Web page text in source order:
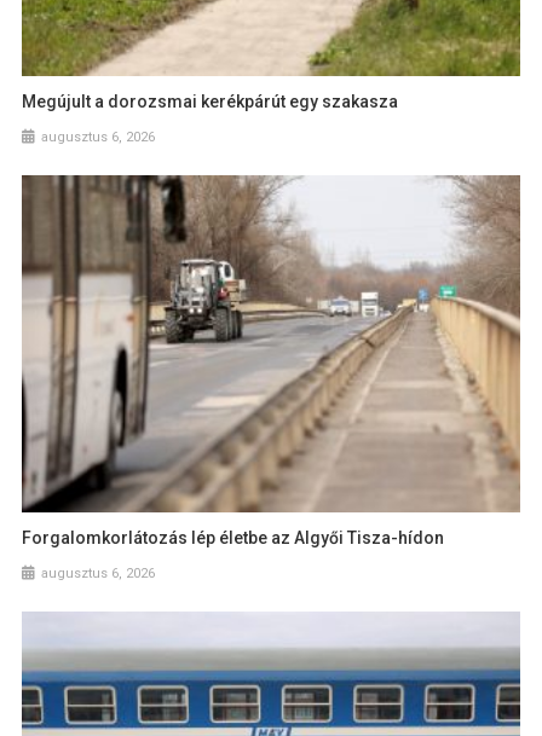
Megújult a dorozsmai kerékpárút egy szakasza
augusztus 6, 2026
Forgalomkorlátozás lép életbe az Algyői Tisza-hídon
augusztus 6, 2026